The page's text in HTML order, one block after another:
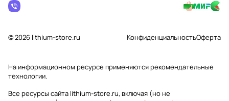
© 2026 lithium-store.ru КонфиденциальностьОферта
На информационном ресурсе применяютсярекомендательные
технологии.
Все ресурсы сайта lithium-store.ru, включая (но не